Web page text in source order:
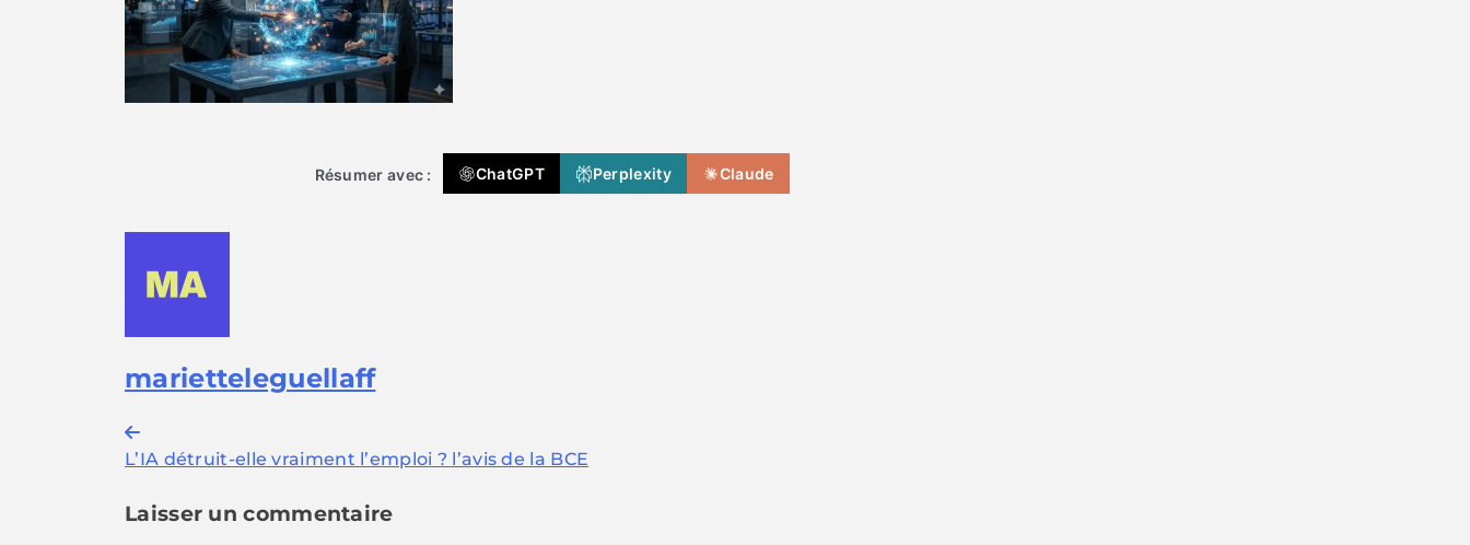
Résumer avec : ChatGPT Perplexity Claude
marietteleguellaff
Navigation
de
l’article
L’IA détruit-elle vraiment l’emploi ? l’avis de la BCE
Laisser un commentaire